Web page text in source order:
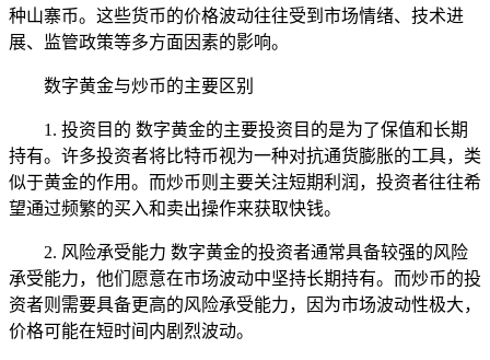
种山寨币。这些货币的价格波动往往受到市场情绪、技术进
展、监管政策等多方面因素的影响。
数字黄金与炒币的主要区别
1. 投资目的 数字黄金的主要投资目的是为了保值和长期
持有。许多投资者将比特币视为一种对抗通货膨胀的工具，类
似于黄金的作用。而炒币则主要关注短期利润，投资者往往希
望通过频繁的买入和卖出操作来获取快钱。
2. 风险承受能力 数字黄金的投资者通常具备较强的风险
承受能力，他们愿意在市场波动中坚持长期持有。而炒币的投
资者则需要具备更高的风险承受能力，因为市场波动性极大，
价格可能在短时间内剧烈波动。